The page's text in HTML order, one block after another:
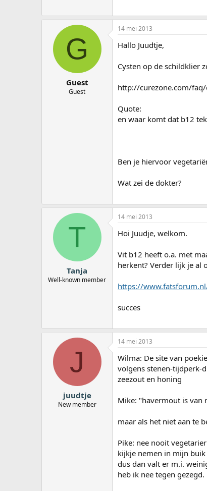
G
Guest
Guest
14 mei 2013
Hallo Juudtje,
Cysten op de schildklier
http://curezone.com/
Quote:
en waar komt dat b12
Ben je hiervoor
Wat zei de dokter?
T
Tanja
Well-known member
14 mei 2013
Hoi Juudje, welkom.
Vit b12 heeft o.a. met
herkent? Verder lijk je al
https://
succes
J
juudtje
New member
14 mei 2013
Wilma: De site van
volgens stenen-tijdperk-
zeezout en honing
Mike: "havermout is
maar als het niet aan te
Pike: nee nooit
kijkje nemen in mijn
dus dan valt er m.i.
heb ik nee tegen gezegd.